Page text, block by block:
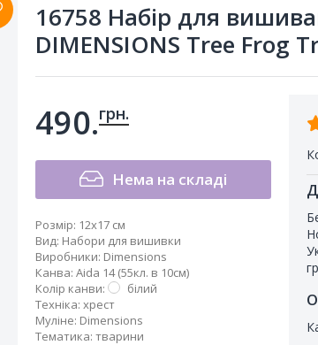
16758 Набір для
DIMENSIONS Tree Frog
490.грн.
Нема на складі
Розмір: 12x17 см
Вид: Набори для вишивки
Виробники: Dimensions
Канва: Aida 14 (55кл. в 10см)
Колір канви:
білий
Техніка: хрест
Муліне: Dimensions
Тематика: тварини